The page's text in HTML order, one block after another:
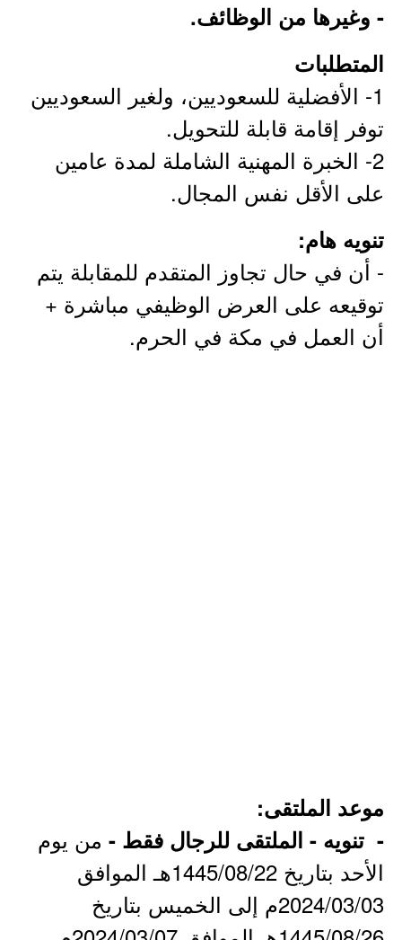
- وغيرها من الوظائف.
المتطلبات
1- الأفضلية للسعوديين، ولغير السعوديين
توفر إقامة قابلة للتحويل.
2- الخبرة المهنية الشاملة لمدة عامين
على الأقل نفس المجال.
تنويه هام:
- أن في حال تجاوز المتقدم للمقابلة يتم
توقيعه على العرض الوظيفي مباشرة +
أن العمل في مكة في الحرم.
موعد الملتقى:
- تنويه - الملتقى للرجال فقط - من يوم
الأحد بتاريخ 1445/08/22هـ الموافق
2024/03/03م إلى الخميس بتاريخ